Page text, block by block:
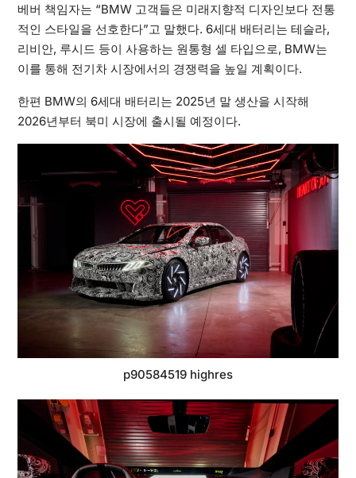
베버 책임자는 “BMW 고객들은 미래지향적 디자인보다 전통
적인 스타일을 선호한다”고 말했다. 6세대 배터리는 테슬라,
리비안, 루시드 등이 사용하는 원통형 셀 타입으로, BMW는
이를 통해 전기차 시장에서의 경쟁력을 높일 계획이다.
한편 BMW의 6세대 배터리는 2025년 말 생산을 시작해
2026년부터 북미 시장에 출시될 예정이다.
p90584519 highres